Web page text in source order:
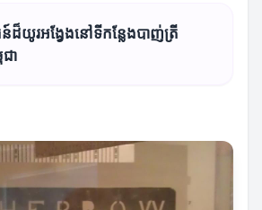
យូរអង្វែងនៅទីកន្លែងបាញ់ត្រី
ា